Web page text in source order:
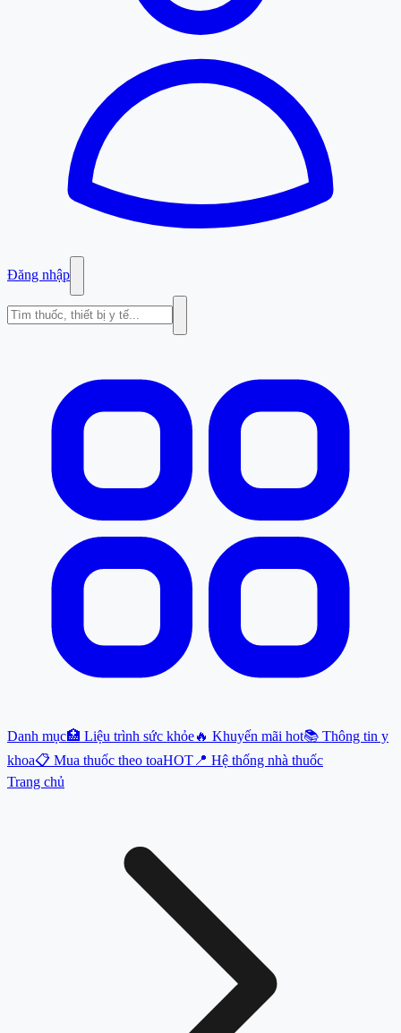
Đăng nhập
Danh mục🏥 Liệu trình sức khỏe🔥 Khuyến mãi hot📚 Thông tin y
khoa📋 Mua thuốc theo toaHOT 📍 Hệ thống nhà thuốc
Trang chủ